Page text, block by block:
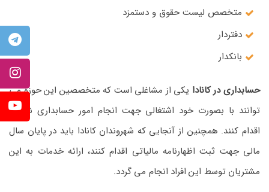
متخصص لیست حقوق و دستمزد
دفتردار
بانکدار
حسابداری در کانادا یکی از مشاغلی است که متخصصین این حوزه می
توانند با بصورت خود اشتغالی جهت انجام امور حسابداری شرکتها
اقدام کنند. همچنین از آنجایی که شهروندان کانادا باید در پایان سال
مالی جهت ثبت اظهارنامه مالیاتی اقدام کنند، ارائه خدمات به این
مشتریان توسط این افراد انجام می گردد.